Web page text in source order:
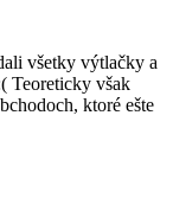
všetky výtlačky a
Teoreticky však
ktoré ešte